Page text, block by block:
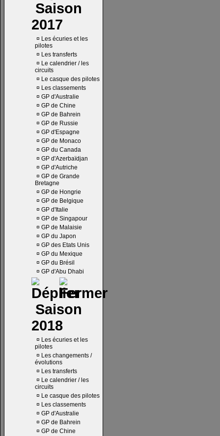
Saison
2017
¤ Les écuries et les
pilotes
¤ Les transferts
¤ Le calendrier / les
circuits
¤ Le casque des pilotes
¤ Les classements
¤ GP d'Australie
¤ GP de Chine
¤ GP de Bahrein
¤ GP de Russie
¤ GP d'Espagne
¤ GP de Monaco
¤ GP du Canada
¤ GP d'Azerbaïdjan
¤ GP d'Autriche
¤ GP de Grande
Bretagne
¤ GP de Hongrie
¤ GP de Belgique
¤ GP d'Italie
¤ GP de Singapour
¤ GP de Malaisie
¤ GP du Japon
¤ GP des Etats Unis
¤ GP du Mexique
¤ GP du Brésil
¤ GP d'Abu Dhabi
Saison
2018
¤ Les écuries et les
pilotes
¤ Les changements /
évolutions
¤ Les transferts
¤ Le calendrier / les
circuits
¤ Le casque des pilotes
¤ Les classements
¤ GP d'Australie
¤ GP de Bahrein
¤ GP de Chine